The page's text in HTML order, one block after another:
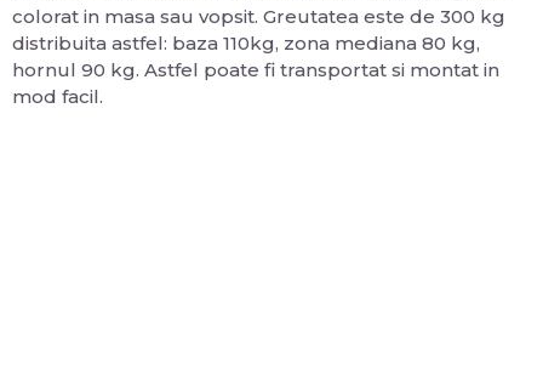
colorat in masa sau vopsit. Greutatea este de 300 kg
distribuita astfel: baza 110kg, zona mediana 80 kg,
hornul 90 kg. Astfel poate fi transportat si montat in
mod facil.